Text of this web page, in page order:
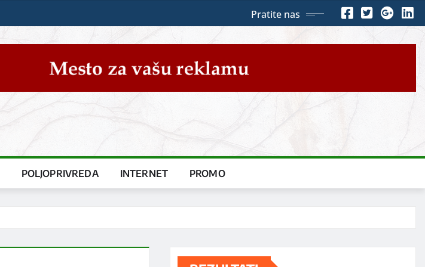
Pratite nas
POLJOPRIVREDA INTERNET PROMO